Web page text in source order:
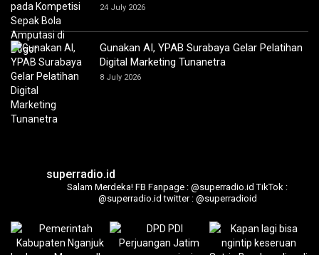
24 July 2026
Gunakan AI, YPAB Surabaya Gelar Pelatihan
Digital Marketing Tunanetra
8 July 2026
superradio.id
Salam Merdeka! FB Fanpage : @superradio.id TikTok :
@superradio.id twitter : @superradioid